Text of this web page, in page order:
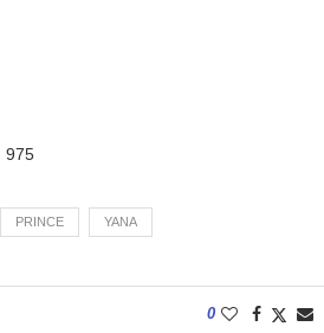
975
PRINCE YANA
0